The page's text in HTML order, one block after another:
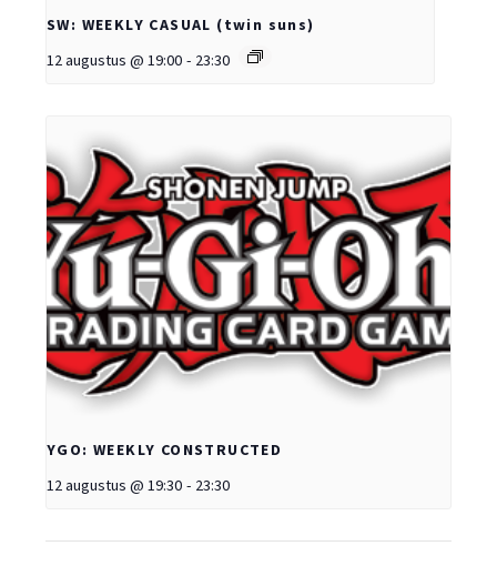
SW: WEEKLY CASUAL (twin suns)
12 augustus @ 19:00 - 23:30
YGO: WEEKLY CONSTRUCTED
12 augustus @ 19:30 - 23:30